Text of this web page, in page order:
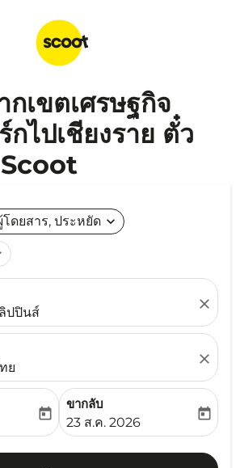
กเขตเศรษฐกิจ
กไปเชียงราย ตั๋ว
Scoot
โดยสาร, ประหยัด expand_more
ปปินส์
close
ย
close
date-aria-label
today
ขากลับ
fc-booking-return-date-
23 ส.ค. 2026
today